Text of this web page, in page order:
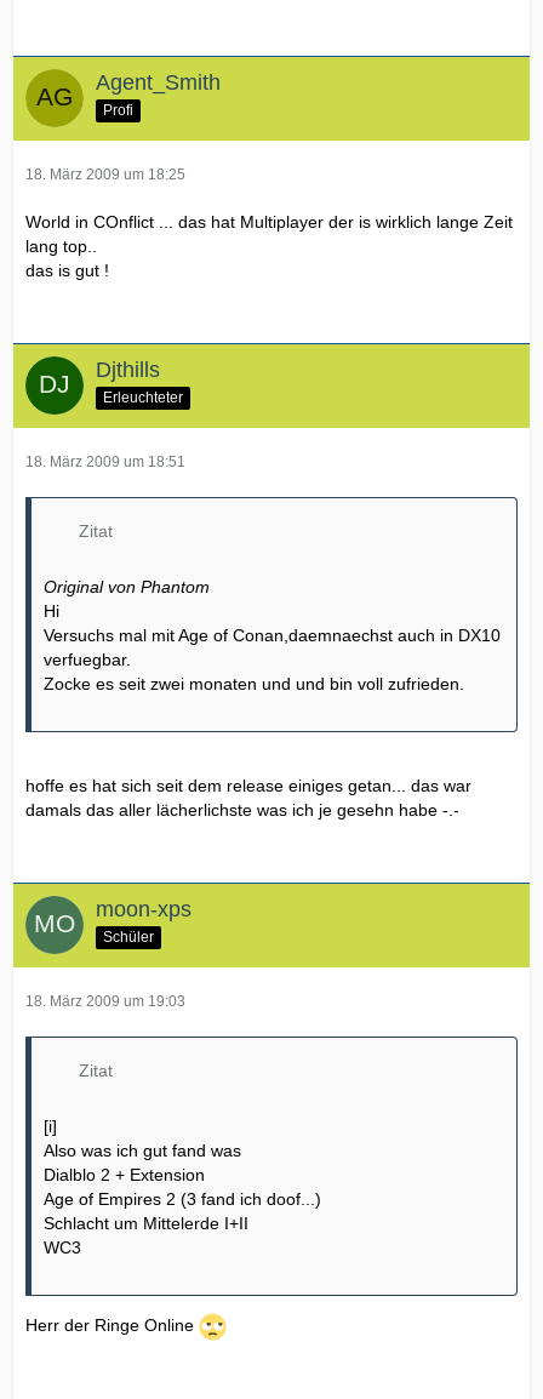
Agent_Smith
Profi
18. März 2009 um 18:25
World in COnflict ... das hat Multiplayer der is wirklich lange Zeit
lang top..
das is gut !
Djthills
Erleuchteter
18. März 2009 um 18:51
Zitat
Original von Phantom
Hi
Versuchs mal mit Age of Conan,daemnaechst auch in DX10
verfuegbar.
Zocke es seit zwei monaten und und bin voll zufrieden.
hoffe es hat sich seit dem release einiges getan... das war
damals das aller lächerlichste was ich je gesehn habe -.-
moon-xps
Schüler
18. März 2009 um 19:03
Zitat
[i]
Also was ich gut fand was
Dialblo 2 + Extension
Age of Empires 2 (3 fand ich doof...)
Schlacht um Mittelerde I+II
WC3
Herr der Ringe Online